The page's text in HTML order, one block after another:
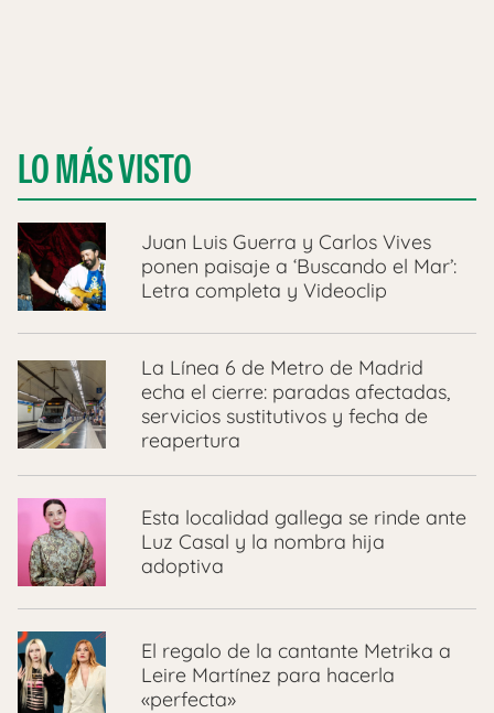
LO MÁS VISTO
Juan Luis Guerra y Carlos Vives
ponen paisaje a ‘Buscando el Mar’:
Letra completa y Videoclip
La Línea 6 de Metro de Madrid
echa el cierre: paradas afectadas,
servicios sustitutivos y fecha de
reapertura
Esta localidad gallega se rinde ante
Luz Casal y la nombra hija
adoptiva
El regalo de la cantante Metrika a
Leire Martínez para hacerla
«perfecta»